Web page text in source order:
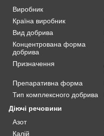
Виробник
Країна виробник
Вид добрива
Концентрована форма
добрива
Призначення
Препаративна форма
Тип комплексного добрива
Діючі речовини
Азот
Калій